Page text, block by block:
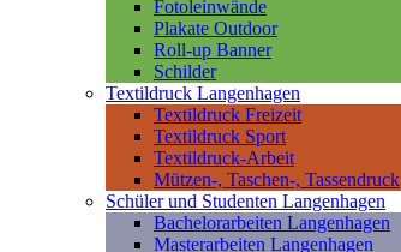
Fotoleinwände
Plakate Outdoor
Roll-up Banner
Schilder
Textildruck Langenhagen
Textildruck Freizeit
Textildruck Sport
Textildruck-Arbeit
Mützen-, Taschen-, Tassendruck
Schüler und Studenten Langenhagen
Bachelorarbeiten Langenhagen
Masterarbeiten Langenhagen